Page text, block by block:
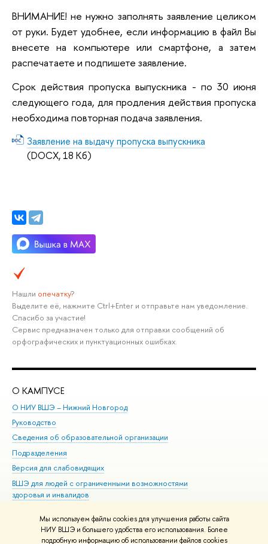
Мы используем файлы cookies для улучшения работы сайта
НИУ ВШЭ и большего удобства его использования. Более
подробную информацию об использовании файлов cookies
ВНИМАНИЕ! не нужно заполнять заявление целиком
от руки. Будет удобнее, если информацию в файл Вы
внесете на компьютере или смартфоне, а затем
распечатаете и подпишете заявление.
Срок действия пропуска выпускника - по 30 июня
следующего года, для продления действия пропуска
необходима повторная подача заявления.
Заявление на выдачу пропуска выпускника
(DOCX, 18 Кб)
Нашли опечатку?
Выделите её, нажмите Ctrl+Enter и отправьте нам уведомление.
Спасибо за участие!
Сервис предназначен только для отправки сообщений об
орфографических и пунктуационных ошибках.
О КАМПУСЕ
О НИУ ВШЭ – Нижний Новгород
Руководство
Сведения об образовательной организации
Подразделения
Версия для слабовидящих
ВШЭ для людей с ограниченными возможностями
здоровья и инвалидов